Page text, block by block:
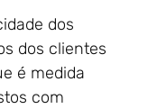
dos
dos clientes
é medida
com